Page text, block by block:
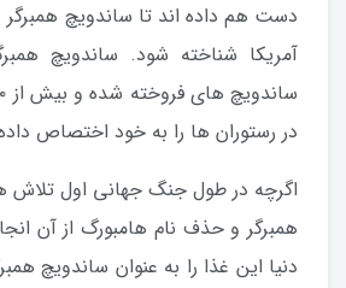
دست هم داده اند تا ساندویچ همبرگر
در رستوران ها را به خود اختصاص
اگرچه در طول جنگ جهانی اول تلاش
همبرگر و حذف نام هامبورگ از آن
دنیا این غذا را به عنوان ساندویچ